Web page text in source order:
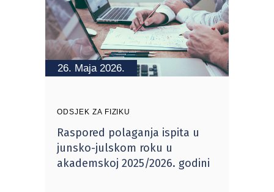
26. Maja 2026.
ODSJEK ZA FIZIKU
Raspored polaganja ispita u
junsko-julskom roku u
akademskoj 2025/2026. godini